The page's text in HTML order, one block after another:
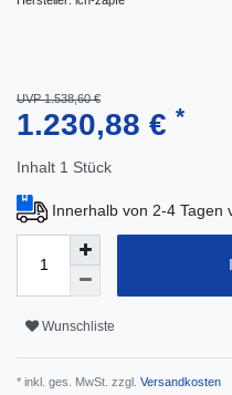
UVP 1.538,60 €
1.230,88 € *
Inhalt 1 Stück
Innerhalb von 2-4 Tagen
Wunschliste
* inkl. ges. MwSt. zzgl. Versandkosten